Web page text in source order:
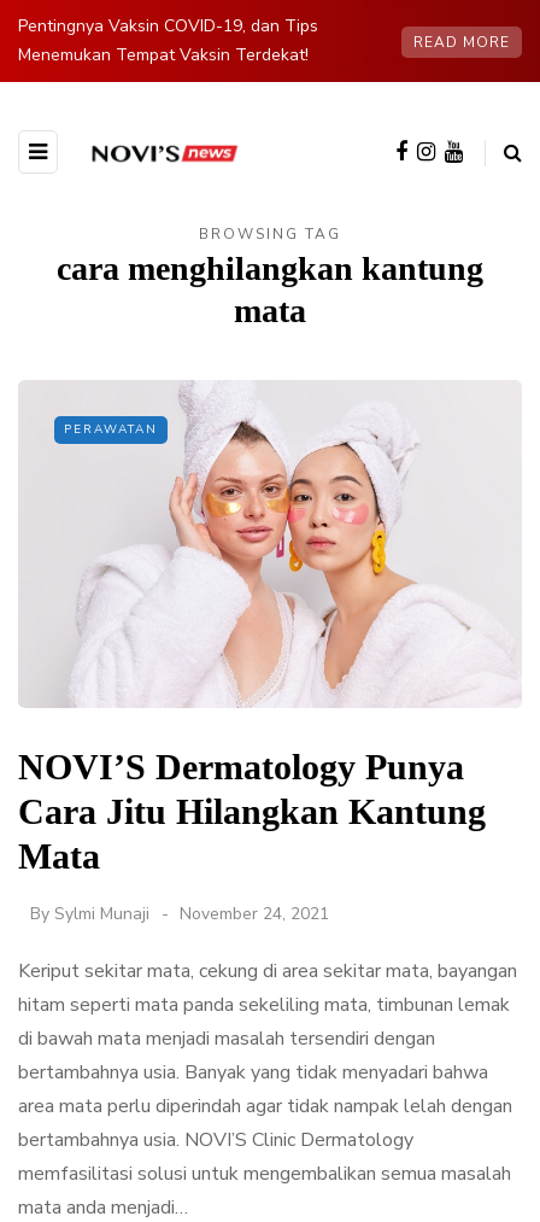
Pentingnya Vaksin COVID-19, dan Tips
Menemukan Tempat Vaksin Terdekat!
READ MORE
BROWSING TAG
cara menghilangkan kantung
mata
PERAWATAN
NOVI’S Dermatology Punya
Cara Jitu Hilangkan Kantung
Mata
By Sylmi Munaji November 24, 2021
Keriput sekitar mata, cekung di area sekitar mata, bayangan
hitam seperti mata panda sekeliling mata, timbunan lemak
di bawah mata menjadi masalah tersendiri dengan
bertambahnya usia. Banyak yang tidak menyadari bahwa
area mata perlu diperindah agar tidak nampak lelah dengan
bertambahnya usia. NOVI’S Clinic Dermatology
memfasilitasi solusi untuk mengembalikan semua masalah
mata anda menjadi…